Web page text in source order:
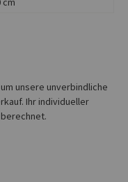
unsere unverbindliche
Ihr individueller